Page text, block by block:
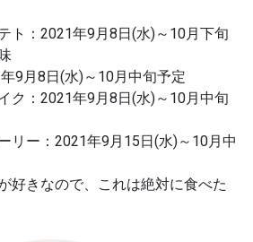
ト：2021年9月8日(水)～10月下旬
9月8日(水)～10月中旬予定
ク：2021年9月8日(水)～10月中旬
リー：2021年9月15日(水)～10月中
好きなので、これは絶対に食べた